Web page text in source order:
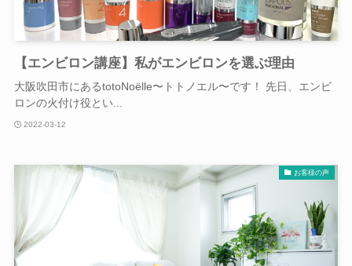
【エンビロン講座】私がエンビロンを選ぶ理由
大阪吹田市にあるtotoNoëlle〜トトノエル〜です！ 先日、エンビ
ロンの火付け役とい...
2022-03-12
お客様の声